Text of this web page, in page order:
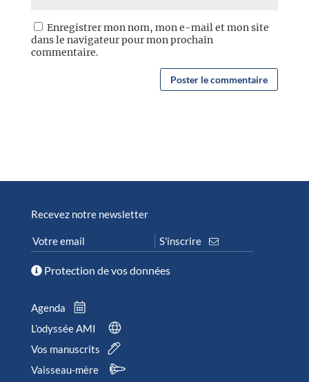
Enregistrer mon nom, mon e-mail et mon site
dans le navigateur pour mon prochain
commentaire.
Recevez notre newsletter
Protection de vos données
Agenda
L’odyssée AMI
Vos manuscrits
Vaisseau-mère